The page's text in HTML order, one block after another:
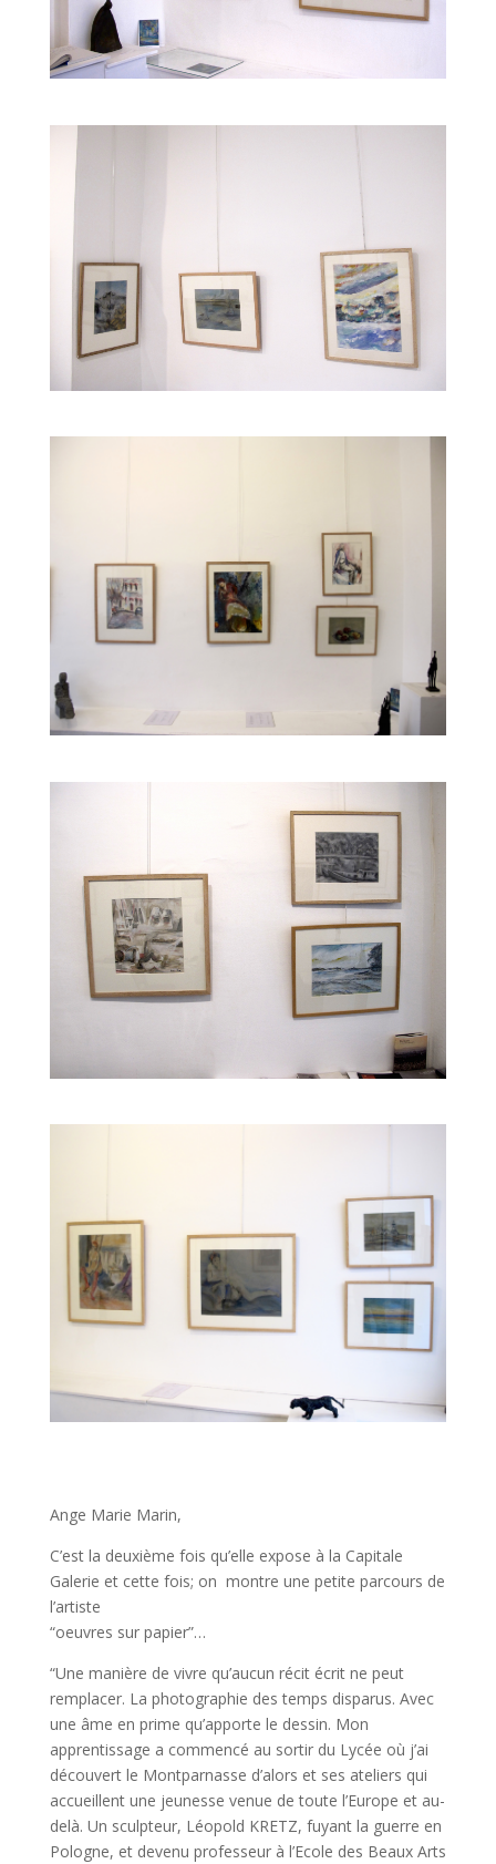
Ange Marie Marin,
C’est la deuxième fois qu’elle expose à la Capitale
Galerie et cette fois; on montre une petite parcours de
l’artiste
“oeuvres sur papier”…
“Une manière de vivre qu’aucun récit écrit ne peut
remplacer. La photographie des temps disparus. Avec
une âme en prime qu’apporte le dessin. Mon
apprentissage a commencé au sortir du Lycée où j’ai
découvert le Montparnasse d’alors et ses ateliers qui
accueillent une jeunesse venue de toute l’Europe et au-
delà. Un sculpteur, Léopold KRETZ, fuyant la guerre en
Pologne, et devenu professeur à l’Ecole des Beaux Arts